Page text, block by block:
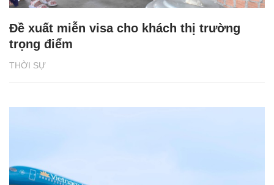
THỜI SỰ
Đề xuất miễn visa cho khách thị trường
trọng điểm